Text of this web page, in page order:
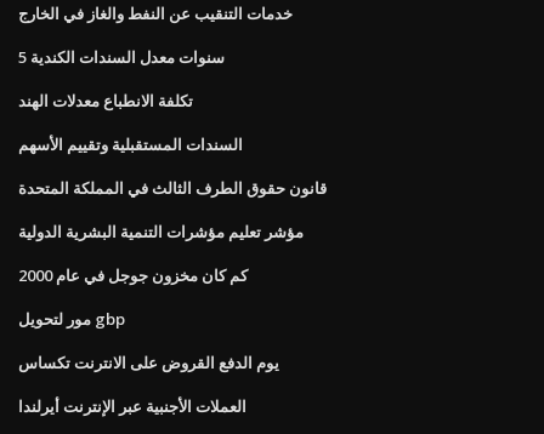
خدمات التنقيب عن النفط والغاز في الخارج
5 سنوات معدل السندات الكندية
تكلفة الانطباع معدلات الهند
السندات المستقبلية وتقييم الأسهم
قانون حقوق الطرف الثالث في المملكة المتحدة
مؤشر تعليم مؤشرات التنمية البشرية الدولية
كم كان مخزون جوجل في عام 2000
مور لتحويل gbp
يوم الدفع القروض على الانترنت تكساس
العملات الأجنبية عبر الإنترنت أيرلندا